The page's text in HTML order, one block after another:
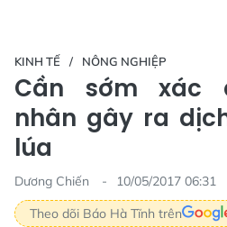
KINH TẾ NÔNG NGHIỆP
Cần sớm xác
nhân gây ra
lúa
Dương Chiến
10/05/2017 06:31
Theo dõi Báo Hà Tĩnh trên